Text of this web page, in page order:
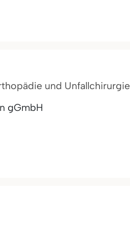
und Unfallchirurgie
gGmbH